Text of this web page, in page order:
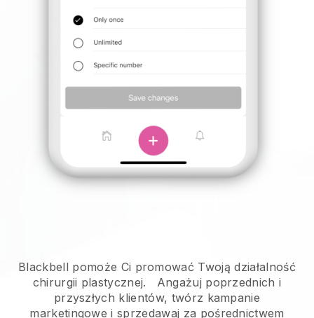
Blackbell pomoże Ci promować Twoją działalność
chirurgii plastycznej.
Angażuj poprzednich i
przyszłych klientów, twórz kampanie
marketingowe i sprzedawaj za pośrednictwem